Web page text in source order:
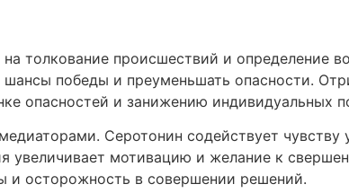
толкование происшествий и определение
победы и преуменьшать опасности.
опасностей и занижению индивидуальных
Серотонин содействует чувству
увеличивает мотивацию и желание к
и осторожность в совершении решений.